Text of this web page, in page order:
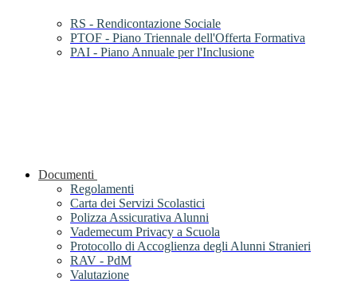
RS - Rendicontazione Sociale
PTOF - Piano Triennale dell'Offerta Formativa
PAI - Piano Annuale per l'Inclusione
Documenti
Regolamenti
Carta dei Servizi Scolastici
Polizza Assicurativa Alunni
Vademecum Privacy a Scuola
Protocollo di Accoglienza degli Alunni Stranieri
RAV - PdM
Valutazione